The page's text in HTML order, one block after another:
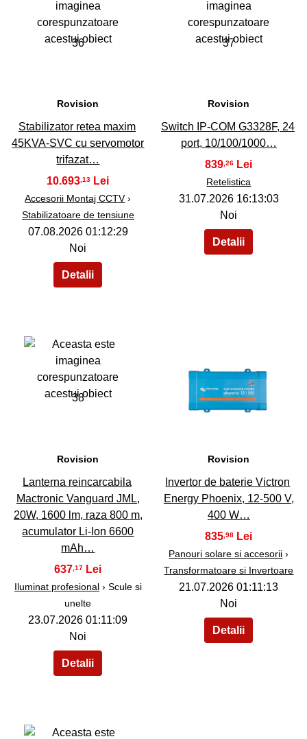
36
Rovision
Stabilizator retea maxim
45KVA-SVC cu servomotor
trifazat…
10.693 ,13
Accesorii Montaj CCTV›
Stabilizatoare de tensiune
07.08.2026 01:12:29
Noi
37
Rovision
Switch IP-COM G3328F, 24
port, 10/100/1000…
839 ,26
Retelistica
31.07.2026 16:13:03
Noi
38
Rovision
Lanterna reincarcabila
Mactronic Vanguard JML,
20W, 1600 lm, raza 800 m,
acumulator Li-Ion 6600
mAh…
637 ,17
Iluminat profesional› Scule si
unelte
23.07.2026 01:11:09
Noi
39
Rovision
Invertor de baterie Victron
Energy Phoenix, 12-500 V,
400 W…
835 ,98
Panouri solare si accesorii ›
Transformatoare si Invertoare
21.07.2026 01:11:13
Noi